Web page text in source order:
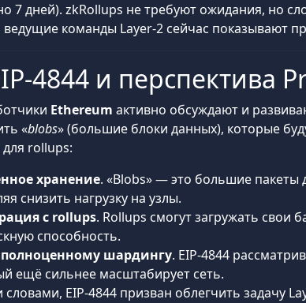
7 дней). zkRollups не требуют ожидания, но
ведущие команды Layer-2 сейчас показывают
4844 и перспектива
Ethereum активно обсуждают и
«blobs» (большие блоки данных), которые
для rollups:
хранение. «Blobs» — это большие пакеты
снизить нагрузку на узлы.
с rollups. Rollups смогут загружать
способность.
шардингу. EIP-4844
ещё сильнее масштабирует сеть.
EIP-4844 призван облегчить задачу